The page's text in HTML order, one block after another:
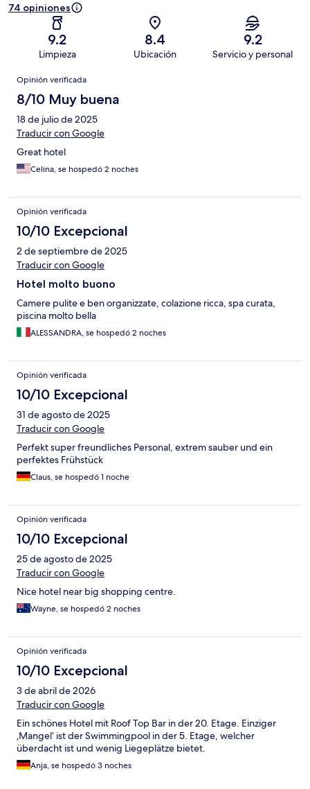
74 opiniones
9.2
Limpieza
8.4
Ubicación
9.2
Servicio y personal
Opiniones
Opinión verificada
8/10 Muy buena
18 de julio de 2025
Traducir con Google
Great hotel
Celina, se hospedó 2 noches
Opinión verificada
10/10 Excepcional
2 de septiembre de 2025
Traducir con Google
Hotel molto buono
Camere pulite e ben organizzate, colazione ricca, spa curata,
piscina molto bella
ALESSANDRA, se hospedó 2 noches
Opinión verificada
10/10 Excepcional
31 de agosto de 2025
Traducir con Google
Perfekt super freundliches Personal, extrem sauber und ein
perfektes Frühstück
Claus, se hospedó 1 noche
Opinión verificada
10/10 Excepcional
25 de agosto de 2025
Traducir con Google
Nice hotel near big shopping centre.
Wayne, se hospedó 2 noches
Opinión verificada
10/10 Excepcional
3 de abril de 2026
Traducir con Google
Ein schönes Hotel mit Roof Top Bar in der 20. Etage. Einziger
‚Mangel‘ ist der Swimmingpool in der 5. Etage, welcher
überdacht ist und wenig Liegeplätze bietet.
Anja, se hospedó 3 noches